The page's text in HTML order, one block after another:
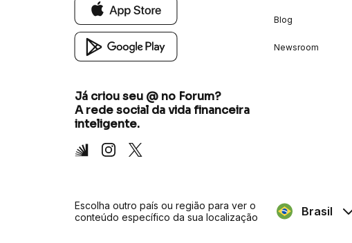
Já criou seu @ no Forum?
A rede social da vida financeira
inteligente.
Inter Instagram
X
Blog
Newsroom
Escolha outro país ou região para ver o
conteúdo específico da sua localização
Brasil